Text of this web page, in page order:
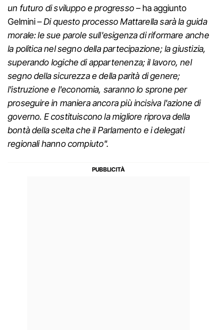
un futuro di sviluppo e progresso– ha aggiunto
Gelmini –Di questo processo Mattarella sarà la guida
morale: le sue parole sull'esigenza di riformare anche
la politica nel segno della partecipazione; la giustizia,
superando logiche di appartenenza; il lavoro, nel
segno della sicurezza e della parità di genere;
l'istruzione e l'economia, saranno lo sprone per
proseguire in maniera ancora più incisiva l'azione di
governo. E costituiscono la migliore riprova della
bontà della scelta che il Parlamento e i delegati
regionali hanno compiuto".